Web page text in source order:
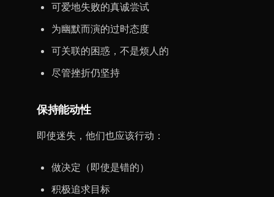
可爱地失败的真诚尝试
为幽默而演的过时态度
可关联的困惑，不是烦人的
尽管挫折仍坚持
保持能动性
即使迷失，他们也应该行动：
做决定（即使是错的）
积极追求目标